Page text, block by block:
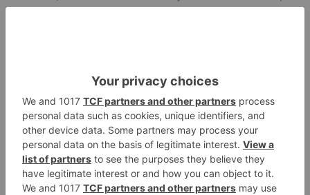
duro impacto económico por motivo de la crisis
sanitaria.
Burgos junta castilla león
entrega
mamparas
taxistas